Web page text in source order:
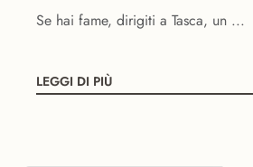
Se hai fame, dirigiti a Tasca, un ...
LEGGI DI PIÙ